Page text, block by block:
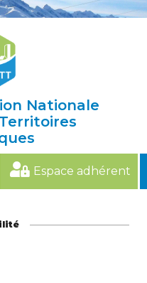
Nationale
Espace adhérent